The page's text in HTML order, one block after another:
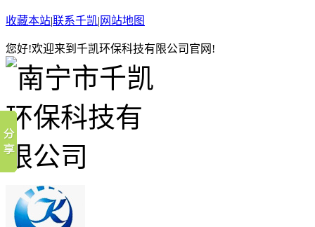
收藏本站|联系千凯| 网站地图
您好!欢迎来到千凯环保科技有限公司官网!